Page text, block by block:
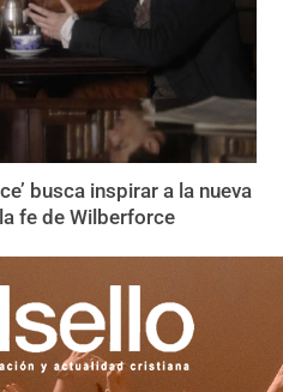
busca inspirar a la nueva
fe de Wilberforce